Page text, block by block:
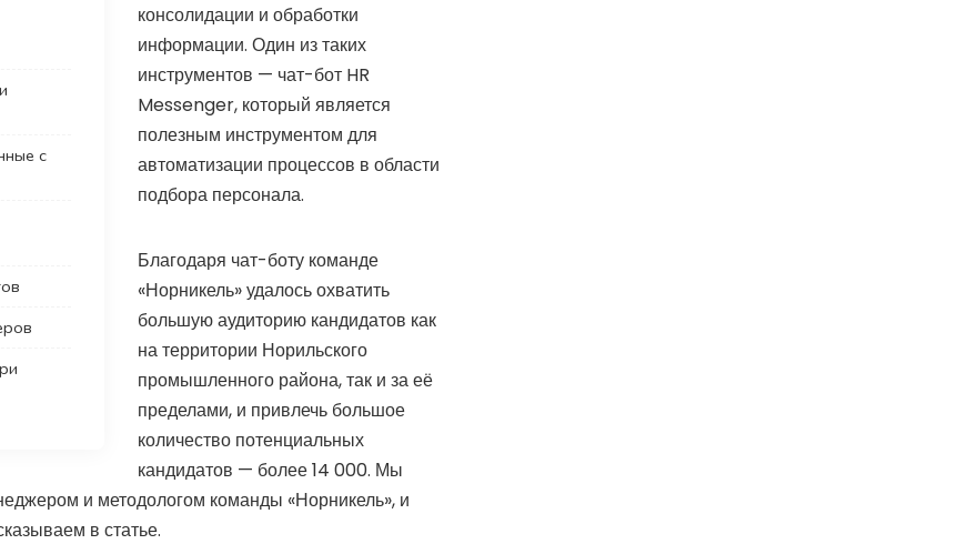
с
консолидации и обработки
информации. Один из таких
инструментов — чат-бот HR
Messenger, который является
полезным инструментом для
автоматизации процессов в области
подбора персонала.
Благодаря чат-боту команде
«Норникель» удалось охватить
большую аудиторию кандидатов как
на территории Норильского
промышленного района, так и за её
пределами, и привлечь большое
количество потенциальных
кандидатов — более 14 000. Мы
и методологом команды «Норникель», и
в статье.